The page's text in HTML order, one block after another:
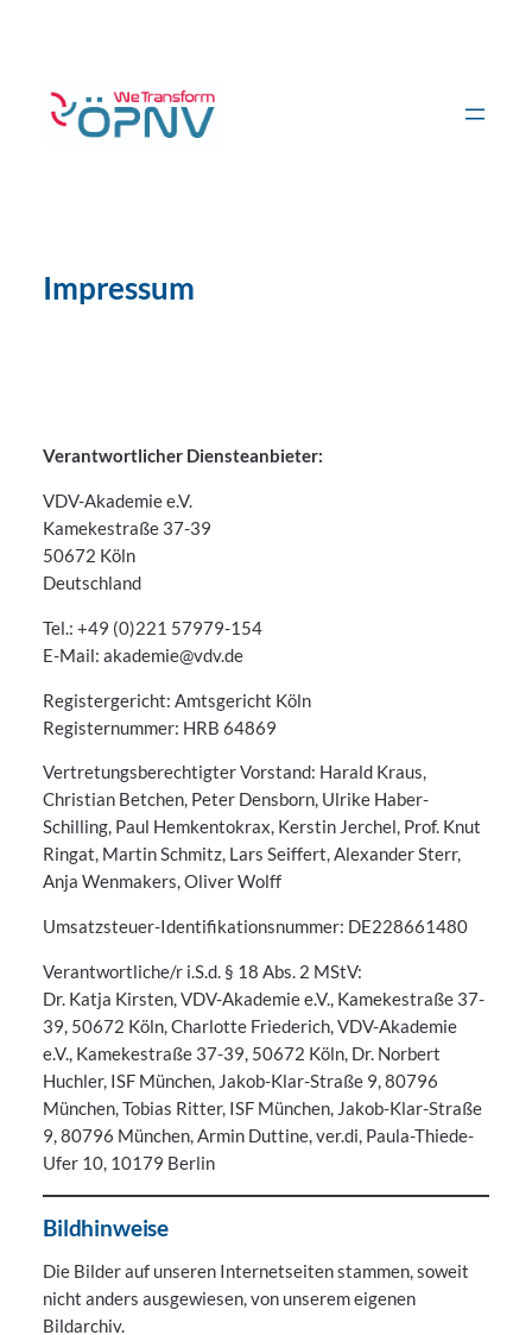
Impressum
Verantwortlicher Diensteanbieter:
VDV-Akademie e.V.
Kamekestraße 37-39
50672 Köln
Deutschland
Tel.: +49 (0)221 57979-154
E-Mail: akademie@vdv.de
Registergericht: Amtsgericht Köln
Registernummer: HRB 64869
Vertretungsberechtigter Vorstand: Harald Kraus,
Christian Betchen, Peter Densborn, Ulrike Haber-
Schilling, Paul Hemkentokrax, Kerstin Jerchel, Prof. Knut
Ringat, Martin Schmitz, Lars Seiffert, Alexander Sterr,
Anja Wenmakers, Oliver Wolff
Umsatzsteuer-Identifikationsnummer: DE228661480
Verantwortliche/r i.S.d. § 18 Abs. 2 MStV:
Dr. Katja Kirsten, VDV-Akademie e.V., Kamekestraße 37-
39, 50672 Köln, Charlotte Friederich, VDV-Akademie
e.V., Kamekestraße 37-39, 50672 Köln, Dr. Norbert
Huchler, ISF München, Jakob-Klar-Straße 9, 80796
München, Tobias Ritter, ISF München, Jakob-Klar-Straße
9, 80796 München, Armin Duttine, ver.di, Paula-Thiede-
Ufer 10, 10179 Berlin
Bildhinweise
Die Bilder auf unseren Internetseiten stammen, soweit
nicht anders ausgewiesen, von unserem eigenen
Bildarchiv.